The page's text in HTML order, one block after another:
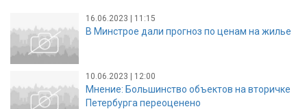
16.06.2023 | 11:15
В Минстрое дали прогноз по ценам на жилье
10.06.2023 | 12:00
Мнение: Большинство объектов на вторичке
Петербурга переоценено